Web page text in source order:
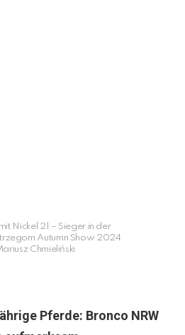
Nickel 21 – Sieger in der
Autumn Show 2024
Chmieliński
Pferde: Bronco NRW